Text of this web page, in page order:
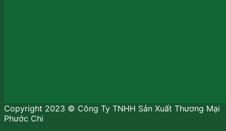
Copyright 2023 © Công Ty TNHH Sản Xuất Thương Mại
Phước Chi